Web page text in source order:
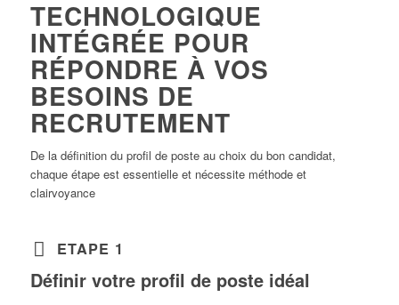
TECHNOLOGIQUE
INTÉGRÉE POUR
RÉPONDRE À VOS
BESOINS DE
RECRUTEMENT
De la définition du profil de poste au choix du bon candidat,
chaque étape est essentielle et nécessite méthode et
clairvoyance
ETAPE 1
Définir votre profil de poste idéal